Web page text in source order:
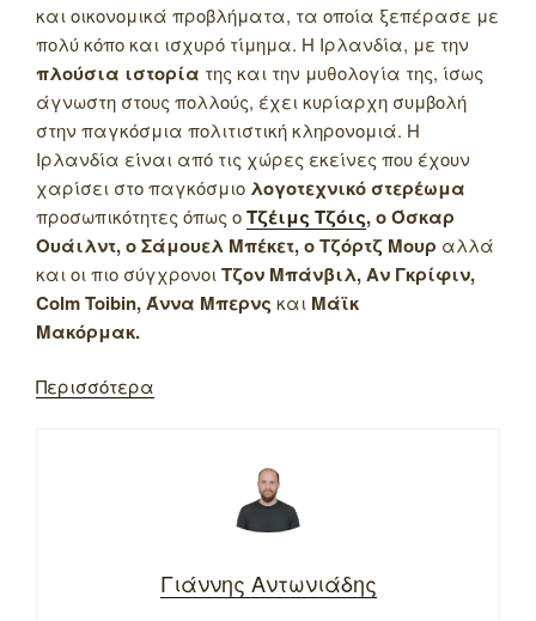
και οικονομικά προβλήματα, τα οποία ξεπέρασε με
πολύ κόπο και ισχυρό τίμημα. Η Ιρλανδία, με την
πλούσια ιστορία της και την μυθολογία της, ίσως
άγνωστη στους πολλούς, έχει κυρίαρχη συμβολή
στην παγκόσμια πολιτιστική κληρονομιά. Η
Ιρλανδία είναι από τις χώρες εκείνες που έχουν
χαρίσει στο παγκόσμιο λογοτεχνικό στερέωμα
προσωπικότητες όπως οΤζέιμς Τζόις, ο Όσκαρ
Ουάιλντ, ο Σάμουελ Μπέκετ, ο Τζόρτζ Μουρ αλλά
και οι πιο σύγχρονοι Τζον Μπάνβιλ, Αν Γκρίφιν,
Colm Toibin, Άννα Μπερνς και Μάϊκ
Μακόρμακ.
Περισσότερα
Γιάννης Αντωνιάδης